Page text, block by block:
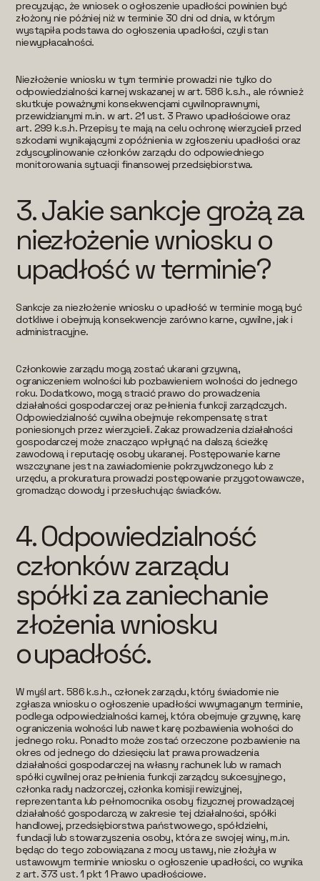
precyzując, że wniosek o ogłoszenie upadłości powinien być
złożony nie później niż w terminie 30 dni od dnia, w którym
wystąpiła podstawa do ogłoszenia upadłości, czyli stan
niewypłacalności.
Niezłożenie wniosku w tym terminie prowadzi nie tylko do
odpowiedzialności karnej wskazanej w art. 586 k.s.h., ale również
skutkuje poważnymi konsekwencjami cywilnoprawnymi,
przewidzianymi m.in. w art. 21 ust. 3 Prawo upadłościowe oraz
art. 299 k.s.h. Przepisy te mają na celu ochronę wierzycieli przed
szkodami wynikającymi z opóźnienia w zgłoszeniu upadłości oraz
zdyscyplinowanie członków zarządu do odpowiedniego
monitorowania sytuacji finansowej przedsiębiorstwa.
3.Jakie sankcje grożą za
niezłożenie wniosku o
upadłość w terminie?
Sankcje za niezłożenie wniosku o upadłość w terminie mogą być
dotkliwe i obejmują konsekwencje zarówno karne, cywilne, jak i
administracyjne.
Członkowie zarządu mogą zostać ukarani grzywną,
ograniczeniem wolności lub pozbawieniem wolności do jednego
roku. Dodatkowo, mogą stracić prawo do prowadzenia
działalności gospodarczej oraz pełnienia funkcji zarządczych.
Odpowiedzialność cywilna obejmuje rekompensatę strat
poniesionych przez wierzycieli. Zakaz prowadzenia działalności
gospodarczej może znacząco wpłynąć na dalszą ścieżkę
zawodową i reputację osoby ukaranej. Postępowanie karne
wszczynane jest na zawiadomienie pokrzywdzonego lub z
urzędu, a prokuratura prowadzi postępowanie przygotowawcze,
gromadząc dowody i przesłuchując świadków.
4.Odpowiedzialność
członków zarządu
spółki za zaniechanie
złożenia wniosku
o upadłość.
W myśl art. 586 k.s.h., członek zarządu, który świadomie nie
zgłasza wniosku o ogłoszenie upadłości w wymaganym terminie,
podlega odpowiedzialności karnej, która obejmuje grzywnę, karę
ograniczenia wolności lub nawet karę pozbawienia wolności do
jednego roku. Ponadto może zostać orzeczone pozbawienie na
okres od jednego do dziesięciu lat prawa prowadzenia
działalności gospodarczej na własny rachunek lub w ramach
spółki cywilnej oraz pełnienia funkcji zarządcy sukcesyjnego,
członka rady nadzorczej, członka komisji rewizyjnej,
reprezentanta lub pełnomocnika osoby fizycznej prowadzącej
działalność gospodarczą w zakresie tej działalności, spółki
handlowej, przedsiębiorstwa państwowego, spółdzielni,
fundacji lub stowarzyszenia osoby, która ze swojej winy, m.in.
będąc do tego zobowiązana z mocy ustawy, nie złożyła w
ustawowym terminie wniosku o ogłoszenie upadłości, co wynika
z art. 373 ust. 1 pkt 1 Prawo upadłościowe.